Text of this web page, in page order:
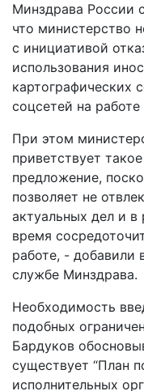
Минздрава России
что министерство
с инициативой
использования
картографических
соцсетей на работе
При этом
приветствует такое
предложение,
позволяет не
актуальных дел и в
время
работе, - добавили
службе Минздрава.
Необходимость
подобных
Бардуков
существует “План
исполнительных